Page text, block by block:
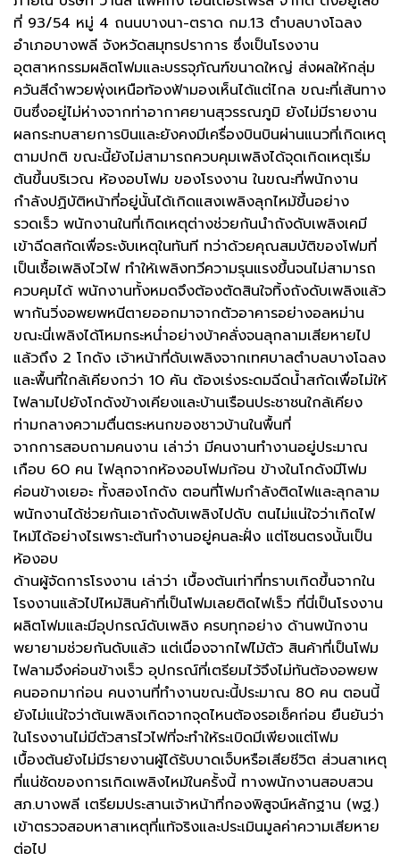
ที่ 93/54 หมู่ 4 ถนนบางนา-ตราด กม.13 ตำบลบางโฉลง
อำเภอบางพลี จังหวัดสมุทรปราการ ซึ่งเป็นโรงงาน
อุตสาหกรรมผลิตโฟมและบรรจุภัณฑ์ขนาดใหญ่ ส่งผลให้กลุ่ม
ควันสีดำพวยพุ่งเหนือท้องฟ้ามองเห็นได้แต่ไกล ขณะที่เส้นทาง
บินซึ่งอยู่ไม่ห่างจากท่าอากาศยานสุวรรณภูมิ ยังไม่มีรายงาน
ผลกระทบสายการบินและยังคงมีเครื่องบินบินผ่านแนวที่เกิดเหตุ
ตามปกติ ขณะนี้ยังไม่สามารถควบคุมเพลิงได้จุดเกิดเหตุเริ่ม
ต้นขึ้นบริเวณ ห้องอบโฟม ของโรงงาน ในขณะที่พนักงาน
กำลังปฏิบัติหน้าที่อยู่นั้นได้เกิดแสงเพลิงลุกไหม้ขึ้นอย่าง
รวดเร็ว พนักงานในที่เกิดเหตุต่างช่วยกันนำถังดับเพลิงเคมี
เข้าฉีดสกัดเพื่อระงับเหตุในทันที ทว่าด้วยคุณสมบัติของโฟมที่
เป็นเชื้อเพลิงไวไฟ ทำให้เพลิงทวีความรุนแรงขึ้นจนไม่สามารถ
ควบคุมได้ พนักงานทั้งหมดจึงต้องตัดสินใจทิ้งถังดับเพลิงแล้ว
พากันวิ่งอพยพหนีตายออกมาจากตัวอาคารอย่างอลหม่าน
ขณะนี่เพลิงได้โหมกระหน่ำอย่างบ้าคลั่งจนลุกลามเสียหายไป
แล้วถึง 2 โกดัง เจ้าหน้าที่ดับเพลิงจากเทศบาลตำบลบางโฉลง
และพื้นที่ใกล้เคียงกว่า 10 คัน ต้องเร่งระดมฉีดน้ำสกัดเพื่อไม่ให้
ไฟลามไปยังโกดังข้างเคียงและบ้านเรือนประชาชนใกล้เคียง
ท่ามกลางความตื่นตระหนกของชาวบ้านในพื้นที่
จากการสอบถามคนงาน เล่าว่า มีคนงานทำงานอยู่ประมาณ
เกือบ 60 คน ไฟลุกจากห้องอบโฟมก้อน ข้างในโกดังมีโฟม
ค่อนข้างเยอะ ทั้งสองโกดัง ตอนที่โฟมกำลังติดไฟและลุกลาม
พนักงานได้ช่วยกันเอาถังดับเพลิงไปดับ ตนไม่แน่ใจว่าเกิดไฟ
ไหม้ได้อย่างไรเพราะต้นทำงานอยู่คนละฝั่ง แต่โซนตรงนั้นเป็น
ห้องอบ
ด้านผู้จัดการโรงงาน เล่าว่า เบื้องต้นเท่าที่ทราบเกิดขึ้นจากใน
โรงงานแล้วไปไหม้สินค้าที่เป็นโฟมเลยติดไฟเร็ว ที่นี่เป็นโรงงาน
ผลิตโฟมและมีอุปกรณ์ดับเพลิง ครบทุกอย่าง ด้านพนักงาน
พยายามช่วยกันดับแล้ว แต่เนื่องจากไฟไม้ตัว สินค้าที่เป็นโฟม
ไฟลามจึงค่อนข้างเร็ว อุปกรณ์ที่เตรียมไว้จึงไม่ทันต้องอพยพ
คนออกมาก่อน คนงานที่ทำงานขณะนี้ประมาณ 80 คน ตอนนี้
ยังไม่แน่ใจว่าต้นเพลิงเกิดจากจุดไหนต้องรอเช็คก่อน ยืนยันว่า
ในโรงงานไม่มีตัวสารไวไฟที่จะทำให้ระเบิดมีเพียงแต่โฟม
เบื้องต้นยังไม่มีรายงานผู้ได้รับบาดเจ็บหรือเสียชีวิต ส่วนสาเหตุ
ที่แน่ชัดของการเกิดเพลิงไหม้ในครั้งนี้ ทางพนักงานสอบสวน
สภ.บางพลี เตรียมประสานเจ้าหน้าที่กองพิสูจน์หลักฐาน (พฐ.)
เข้าตรวจสอบหาสาเหตุที่แท้จริงและประเมินมูลค่าความเสียหาย
ต่อไป